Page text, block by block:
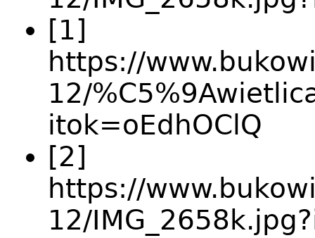
[1]
https://
12/
itok=oEdhOClQ
[2]
https://
12/